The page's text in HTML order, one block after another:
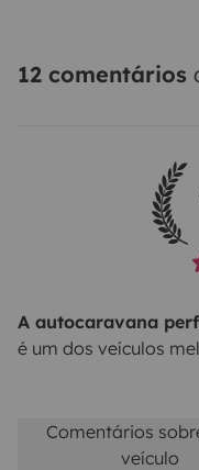
12 comentários
A autocaravana
é um dos veículos
Comentários
veículo